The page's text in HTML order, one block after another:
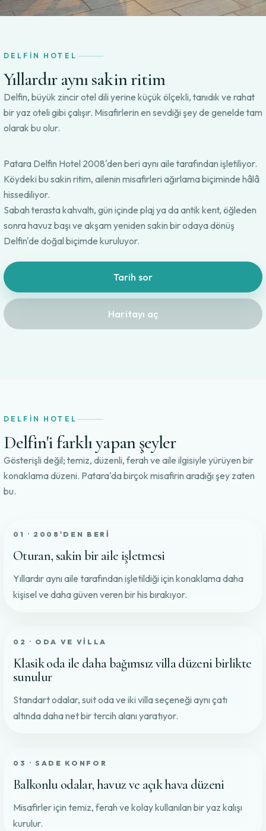
DELFIN HOTEL
Yıllardır aynı sakin ritim
Delfin, büyük zincir otel dili yerine küçük ölçekli, tanıdık ve rahat
bir yaz oteli gibi çalışır. Misafirlerin en sevdiği şey de genelde tam
olarak bu olur.
Patara Delfin Hotel 2008'den beri aynı aile tarafından işletiliyor.
Köydeki bu sakin ritim, ailenin misafirleri ağırlama biçiminde hâlâ
hissediliyor.
Sabah terasta kahvaltı, gün içinde plaj ya da antik kent, öğleden
sonra havuz başı ve akşam yeniden sakin bir odaya dönüş
Delfin'de doğal biçimde kuruluyor.
Tarih sor
Haritayı aç
DELFIN HOTEL
Delfin'i farklı yapan şeyler
Gösterişli değil; temiz, düzenli, ferah ve aile ilgisiyle yürüyen bir
konaklama düzeni. Patara'da birçok misafirin aradığı şey zaten
bu.
01 · 2008'DEN BERI
Oturan, sakin bir aile işletmesi
Yıllardır aynı aile tarafından işletildiği için konaklama daha
kişisel ve daha güven veren bir his bırakıyor.
02 · ODA VE VILLA
Klasik oda ile daha bağımsız villa düzeni birlikte
sunulur
Standart odalar, suit oda ve iki villa seçeneği aynı çatı
altında daha net bir tercih alanı yaratıyor.
03 · SADE KONFOR
Balkonlu odalar, havuz ve açık hava düzeni
Misafirler için temiz, ferah ve kolay kullanılan bir yaz kalışı
kurulur.